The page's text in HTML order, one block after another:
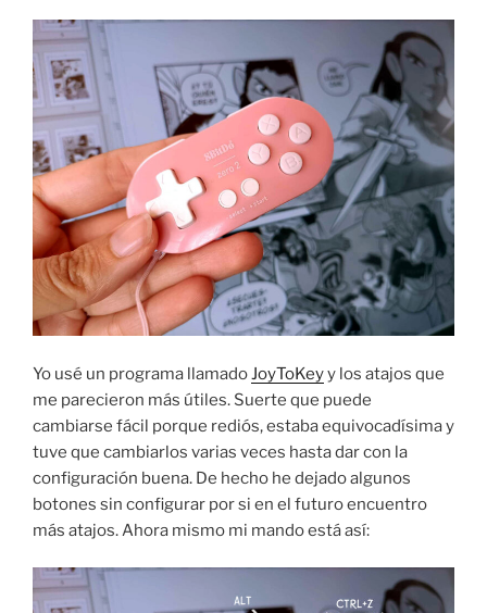
Yo usé un programa llamadoJoyToKeyy los atajos que
me parecieron más útiles. Suerte que puede
cambiarse fácil porque rediós, estaba equivocadísima y
tuve que cambiarlos varias veces hasta dar con la
configuración buena. De hecho he dejado algunos
botones sin configurar por si en el futuro encuentro
más atajos. Ahora mismo mi mando está así: